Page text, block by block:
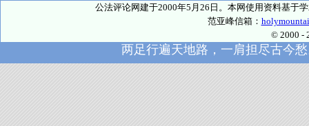
公法评论网建于2000年5月26日。本网使用资料基于
范亚峰信箱：
© 2000 -
两足行遍天地路，一肩担尽古今